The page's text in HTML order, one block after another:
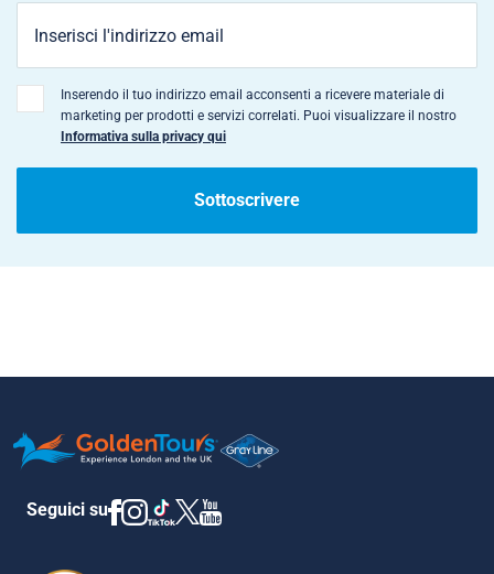
Inserendo il tuo indirizzo email acconsenti a ricevere materiale di
marketing per prodotti e servizi correlati. Puoi visualizzare il nostro
Informativa sulla privacy qui
Sottoscrivere
Seguici su